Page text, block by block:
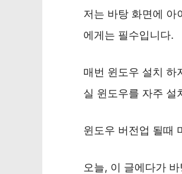
저는 바탕 화면에 아
에게는 필수입니다.
매번 윈도우 설치 하
실 윈도우를 자주 설
윈도우 버전업 될때
오늘, 이 글에다가